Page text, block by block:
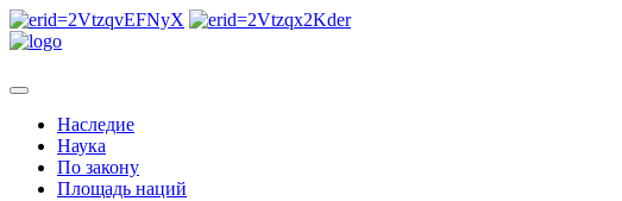
Наследие
Наука
По закону
Площадь наций